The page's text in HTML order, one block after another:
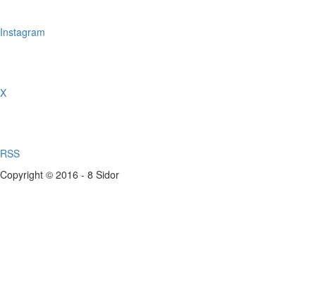
Instagram
X
RSS
Copyright © 2016 - 8 Sidor